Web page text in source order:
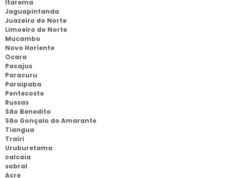
Itarema
Jaguapintanda
Juazeiro do Norte
Limoeiro do Norte
Mucambo
Novo Horiente
Ocara
Pacajus
Paracuru
Paraipaba
Pentecoste
Russas
São Benedito
São Gonçalo do Amarante
Tiangua
Trairi
Uruburetama
calcaia
sobral
Acre